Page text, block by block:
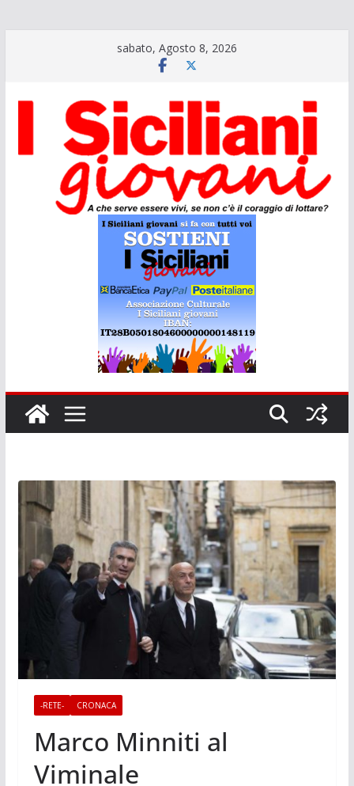
sabato, Agosto 8, 2026
-RETE- CRONACA
Marco Minniti al
Viminale